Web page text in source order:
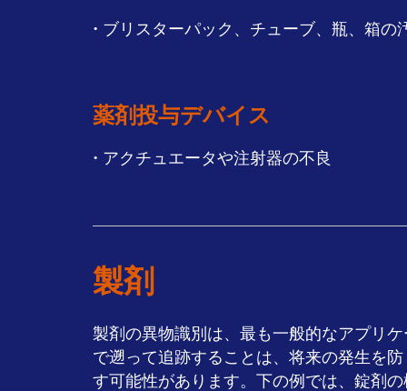
• ブリスターパック、チューブ、瓶、箱の
薬剤投与デバイス
• アクチュエータや注射器の不良
製剤
製剤の異物識別は、最も一般的なアプリ
で遡って追跡することは、将来の発生を
す可能性があります。下の例では、錠剤